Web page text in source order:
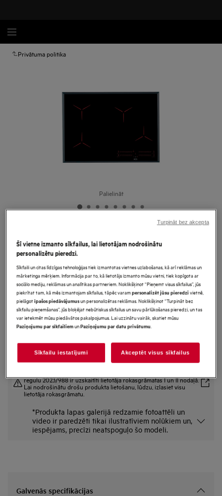
Privātuma politika
Palielināt
6000.sērijas Pure Bridge Iebūvējama
Indukcijas plīts virsma 68 cm
Ražojuma informācijas lapa
Priekšrocības
Tilta funkcija pārvērš divas karsēšanas zonas vienā lielā gatavošanas zonā
Izmantojiet lielāku ēdiena gatavošanas zonu ar funkciju “Bridge”.
Atturīgais dizains nevainojami iederas jebkura stila virtuvē
regulu 2023/988 ir uzskaitīti lietotāja rokasgrāmatas I un II nodaļā.
Lai nodrošinātu drošu produkta lietošanu, lūdzu, izlasiet visu
lietotāja rokasgrāmatu.
*Produkta lapas galerijā redzamie fotoattēli un
video ir paredzēti tikai ilustratīviem nolūkiem un,
iespējams, precīzi neatspoguļo šo modeli.
Galvenās specifikācijas
Šī vietne izmanto sīkfailus, lai lietotājam nodrošinātu
personalizētu pieredzi.
Sīkfaili un citas līdzīgas tehnoloģijas tiek izmantotas vietnes uzlabošanas, kā arī reklāmas un
mārketinga mērķiem. Informācija par to, kā lietotājs izmanto mūsu vietni, tiek kopīgota ar
sociālo mediju, reklāmas un analītikas partneriem. Noklikšķinot “Pieņemt visus sīkfailus”, jūs
piekrītat tam, kā mēs izmantojam sīkfailus, tāpēc varampersonalizēt jūsu pieredzivietnē,
pielāgotīpašos piedāvājumusun personalizētas reklāmas. Noklikšķinot “Turpināt bez
sīkfailu pieņemšanas”, jūs bloķējat nebūtiskus sīkfailus un savu pārlūkošanas pieredzi, un tas
var ietekmēt mūsu piedāvātos pakalpojumus. Lai uzzinātu vairāk, skatiet mūsu
Paziņojumu par sīkfailiemunPaziņojumu par datu privātumu.
Sīkfailu iestatījumi Akceptēt visus sīkfailus
Turpināt bez akcepta